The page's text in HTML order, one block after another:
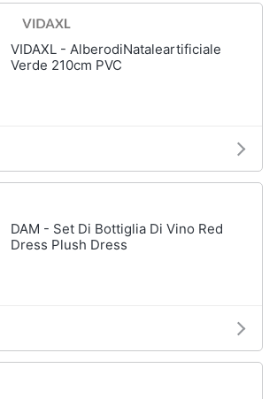
VIDAXL - AlberodiNataleartificiale
Verde 210cm PVC
DAM - Set Di Bottiglia Di Vino Red
Dress Plush Dress